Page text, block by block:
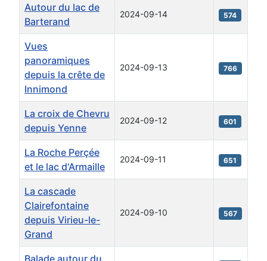
Autour du lac de
Barterand
2024-09-14 574
Vues
panoramiques
depuis la crête de
Innimond
2024-09-13 766
La croix de Chevru
depuis Yenne
2024-09-12 601
La Roche Perçée
et le lac d'Armaille
2024-09-11 651
La cascade
Clairefontaine
depuis Virieu-le-
Grand
2024-09-10 567
Balade autour du